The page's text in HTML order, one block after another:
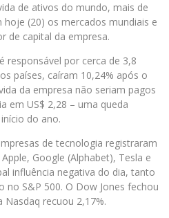
de ativos do mundo, mais de
hoje (20) os mercados mundiais e
de capital da empresa.
responsável por cerca de 3,8
países, caíram 10,24% após o
da empresa não seriam pagos
em US$ 2,28 – uma queda
do ano.
de tecnologia registraram
Google (Alphabet), Tesla e
influência negativa do dia, tanto
no S&P 500. O Dow Jones fechou
Nasdaq recuou 2,17%.